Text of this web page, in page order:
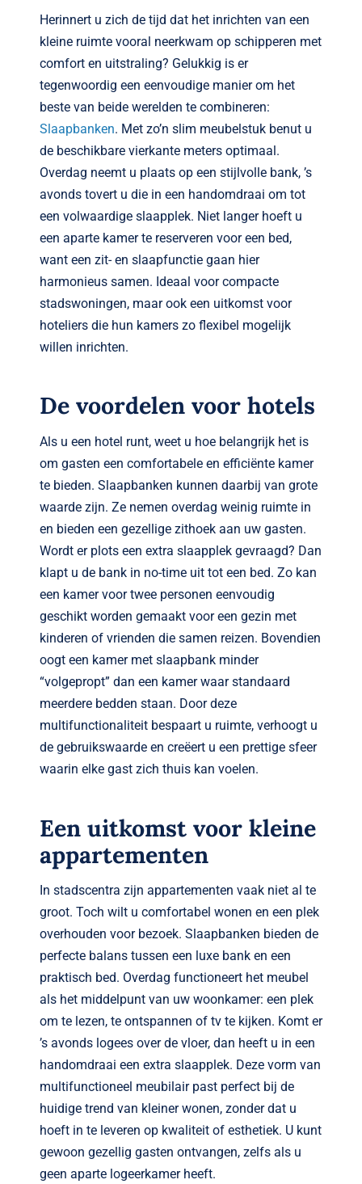
Herinnert u zich de tijd dat het inrichten van een
kleine ruimte vooral neerkwam op schipperen met
comfort en uitstraling? Gelukkig is er
tegenwoordig een eenvoudige manier om het
beste van beide werelden te combineren:
Slaapbanken. Met zo’n slim meubelstuk benut u
de beschikbare vierkante meters optimaal.
Overdag neemt u plaats op een stijlvolle bank, ’s
avonds tovert u die in een handomdraai om tot
een volwaardige slaapplek. Niet langer hoeft u
een aparte kamer te reserveren voor een bed,
want een zit- en slaapfunctie gaan hier
harmonieus samen. Ideaal voor compacte
stadswoningen, maar ook een uitkomst voor
hoteliers die hun kamers zo flexibel mogelijk
willen inrichten.
De voordelen voor hotels
Als u een hotel runt, weet u hoe belangrijk het is
om gasten een comfortabele en efficiënte kamer
te bieden. Slaapbanken kunnen daarbij van grote
waarde zijn. Ze nemen overdag weinig ruimte in
en bieden een gezellige zithoek aan uw gasten.
Wordt er plots een extra slaapplek gevraagd? Dan
klapt u de bank in no-time uit tot een bed. Zo kan
een kamer voor twee personen eenvoudig
geschikt worden gemaakt voor een gezin met
kinderen of vrienden die samen reizen. Bovendien
oogt een kamer met slaapbank minder
“volgepropt” dan een kamer waar standaard
meerdere bedden staan. Door deze
multifunctionaliteit bespaart u ruimte, verhoogt u
de gebruikswaarde en creëert u een prettige sfeer
waarin elke gast zich thuis kan voelen.
Een uitkomst voor kleine
appartementen
In stadscentra zijn appartementen vaak niet al te
groot. Toch wilt u comfortabel wonen en een plek
overhouden voor bezoek. Slaapbanken bieden de
perfecte balans tussen een luxe bank en een
praktisch bed. Overdag functioneert het meubel
als het middelpunt van uw woonkamer: een plek
om te lezen, te ontspannen of tv te kijken. Komt er
’s avonds logees over de vloer, dan heeft u in een
handomdraai een extra slaapplek. Deze vorm van
multifunctioneel meubilair past perfect bij de
huidige trend van kleiner wonen, zonder dat u
hoeft in te leveren op kwaliteit of esthetiek. U kunt
gewoon gezellig gasten ontvangen, zelfs als u
geen aparte logeerkamer heeft.